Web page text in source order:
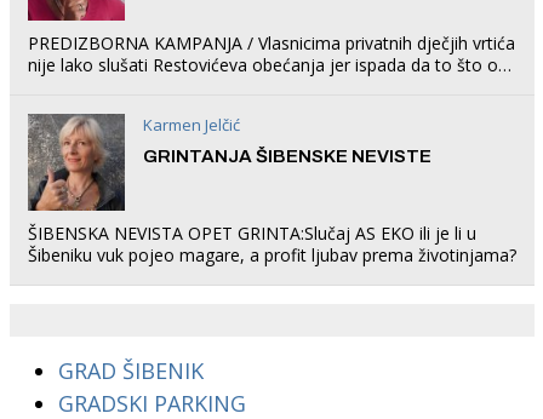
PREDIZBORNA KAMPANJA / Vlasnicima privatnih dječjih vrtića
nije lako slušati Restovićeva obećanja jer ispada da to što oni
Karmen Jelčić
GRINTANJA ŠIBENSKE NEVISTE
ŠIBENSKA NEVISTA OPET GRINTA:Slučaj AS EKO ili je li u
Šibeniku vuk pojeo magare, a profit ljubav prema životinjama?
GRAD ŠIBENIK
GRADSKI PARKING